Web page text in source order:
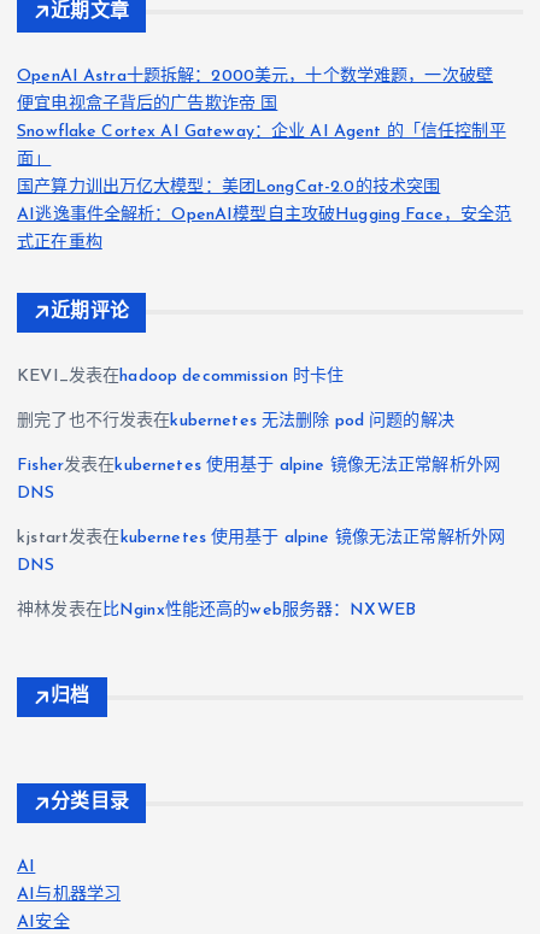
近期文章
OpenAI Astra十题拆解：2000美元，十个数学难题，一次破壁
便宜电视盒子背后的广告欺诈帝 国
Snowflake Cortex AI Gateway：企业 AI Agent 的「信任控制平
面」
国产算力训出万亿大模型：美团LongCat-2.0的技术突围
AI逃逸事件全解析：OpenAI模型自主攻破Hugging Face，安全范
式正在重构
近期评论
KEVI_发表在 hadoop decommission 时卡住
删完了也不行发表在 kubernetes 无法删除 pod 问题的解决
Fisher发表在kubernetes 使用基于 alpine 镜像无法正常解析外网
DNS
kjstart发表在kubernetes 使用基于 alpine 镜像无法正常解析外网
DNS
神林发表在比Nginx性能还高的web服务器：NXWEB
归档
分类目录
AI
AI与机器学习
AI安全